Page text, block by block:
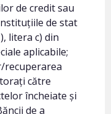
de credit sau
de stat
litera c) din
aplicabile;
către
încheiate și
de a